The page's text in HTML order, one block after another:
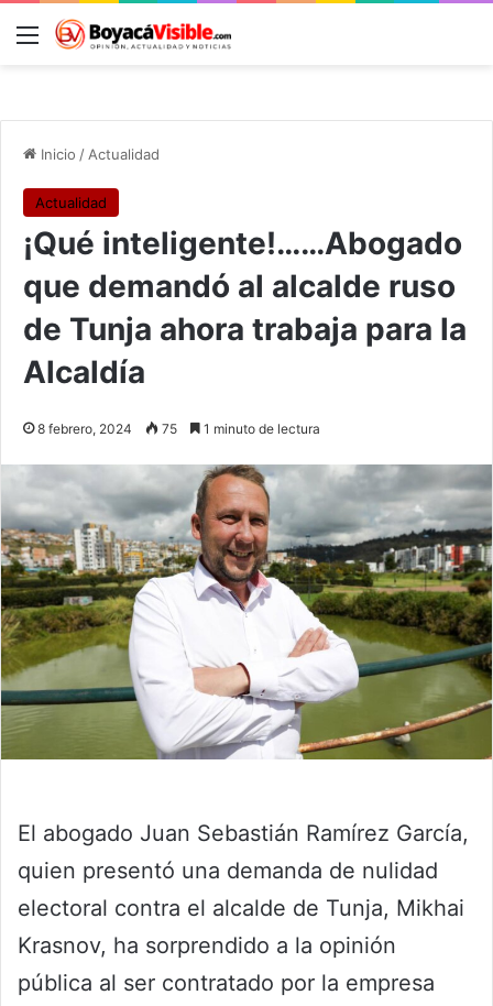
Menú
Inicio / Actualidad
Actualidad
¡Qué inteligente!……Abogado
que demandó al alcalde ruso
de Tunja ahora trabaja para la
Alcaldía
8 febrero, 2024 75 1 minuto de lectura
El abogado Juan Sebastián Ramírez García,
quien presentó una demanda de nulidad
electoral contra el alcalde de Tunja, Mikhai
Krasnov, ha sorprendido a la opinión
pública al ser contratado por la empresa